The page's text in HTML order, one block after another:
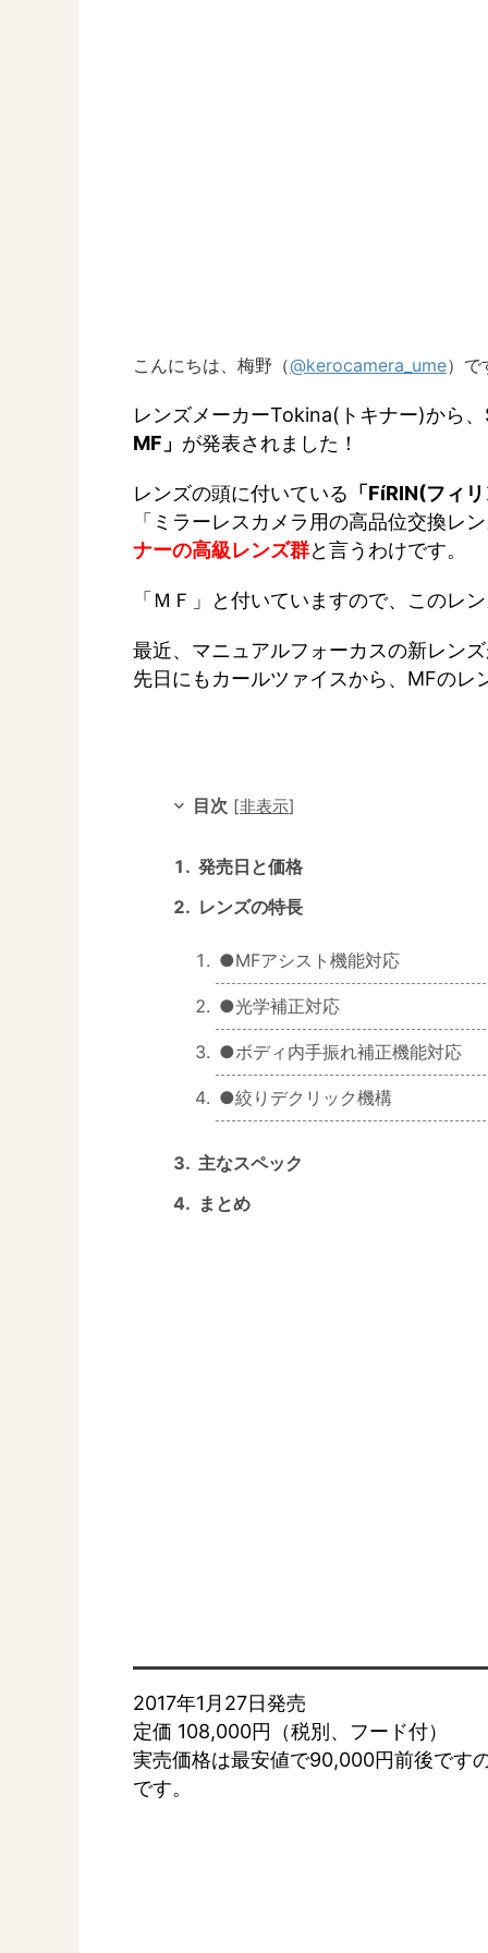
こんにちは、梅野（@kerocamera_ume）で
レンズメーカーTokina(トキナー)から
MF」 が発表されました！
レンズの頭に付いている 「FíRIN(フィ
「ミラーレスカメラ用の高品位交換レ
ナーの高級レンズ群と言うわけです。
「ＭＦ」と付いていますので、このレ
最近、マニュアルフォーカスの新レン
先日にもカールツァイスから、MFのレ
目次 [非表示]
発売日と価格
レンズの特長
●MFアシスト機能対応
●光学補正対応
●ボディ内手振れ補正機能対応
●絞りデクリック機構
主なスペック
まとめ
2017年1月27日発売
定価 108,000円（税別、フード付）
実売価格は最安値で90,000円前後です
です。